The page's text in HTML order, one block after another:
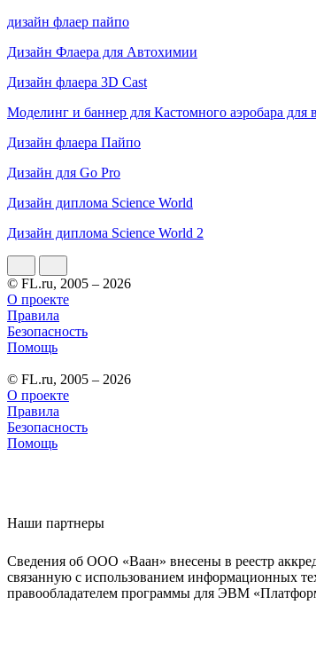
дизайн флаер пайпо
Дизайн Флаера для Автохимии
Дизайн флаера 3D Cast
Моделинг и баннер для Кастомного аэробара для
Дизайн флаера Пайпо
Дизайн для Go Pro
Дизайн диплома Science World
Дизайн диплома Science World 2
© FL.ru, 2005 – 2026
О проекте
Правила
Безопасность
Помощь
© FL.ru, 2005 – 2026
О проекте
Правила
Безопасность
Помощь
Наши партнеры
Сведения об ООО «Ваан» внесены в реестр
связанную с использованием информационных
правообладателем программы для ЭВМ